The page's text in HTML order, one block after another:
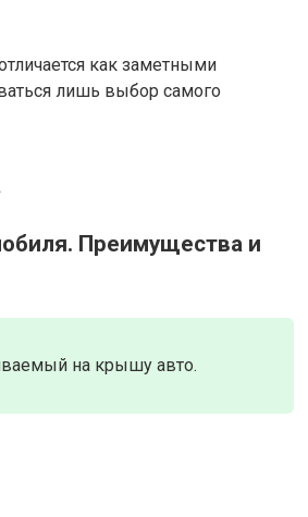
как заметными
лишь выбор самого
Преимущества и
на крышу авто.